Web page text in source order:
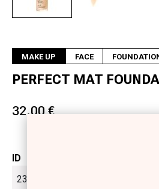
MAKE UP FACE
PERFECT MAT
32.00 €
ID